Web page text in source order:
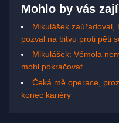
Mohlo by vás
Mikulášek zaúřadoval,
pozval na bitvu proti pěti
Mikulášek: Vémola
mohl pokračovat
Čeká mě operace,
konec kariéry